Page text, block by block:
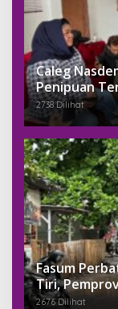
Caleg
Penipuan
2738 Dilihat
Fasum
Tiri,
2676 Dilihat